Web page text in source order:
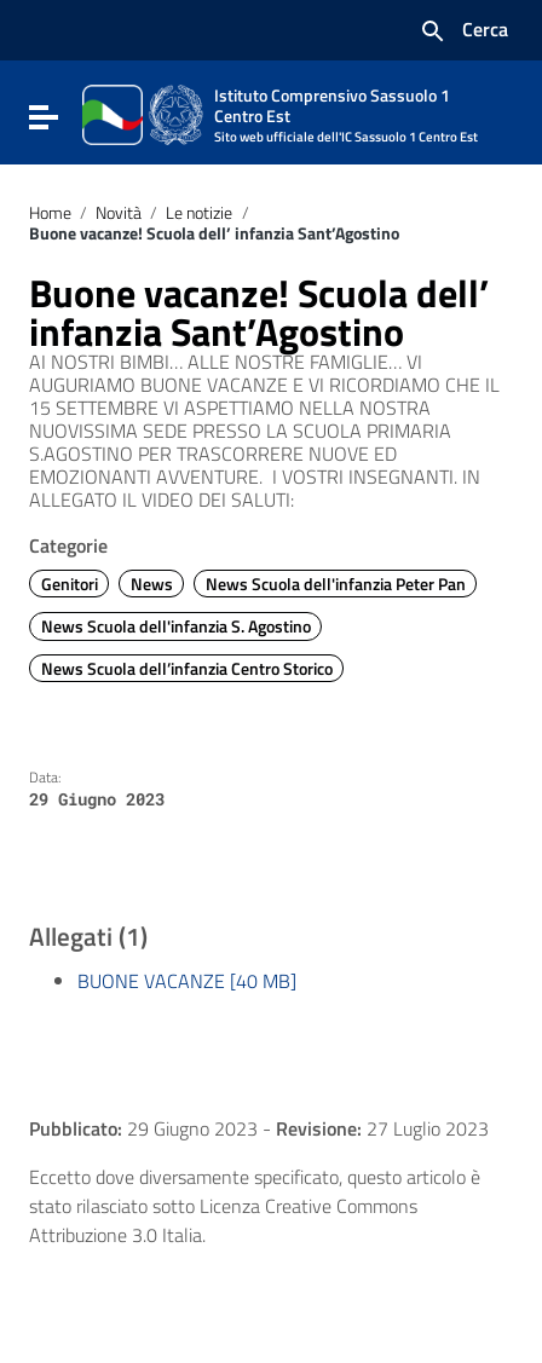
Vai al footer
Cerca
Attiva / disattiva la navigazione
Istituto Comprensivo Sassuolo 1
Centro Est
Sito web ufficiale dell'IC Sassuolo 1 Centro Est
Home / Novità / Le notizie /
Buone vacanze! Scuola dell’ infanzia Sant’Agostino
Buone vacanze! Scuola dell’
infanzia Sant’Agostino
AI NOSTRI BIMBI… ALLE NOSTRE FAMIGLIE… VI
AUGURIAMO BUONE VACANZE E VI RICORDIAMO CHE IL
15 SETTEMBRE VI ASPETTIAMO NELLA NOSTRA
NUOVISSIMA SEDE PRESSO LA SCUOLA PRIMARIA
S.AGOSTINO PER TRASCORRERE NUOVE ED
EMOZIONANTI AVVENTURE. I VOSTRI INSEGNANTI. IN
ALLEGATO IL VIDEO DEI SALUTI:
Categorie
Genitori News
News Scuola dell'infanzia Peter Pan
News Scuola dell'infanzia S. Agostino
News Scuola dell’infanzia Centro Storico
Data:
29 Giugno 2023
Allegati (1)
BUONE VACANZE [40 MB]
Pubblicato: 29 Giugno 2023 - Revisione: 27 Luglio 2023
Eccetto dove diversamente specificato, questo articolo è
stato rilasciato sotto Licenza Creative Commons
Attribuzione 3.0 Italia.